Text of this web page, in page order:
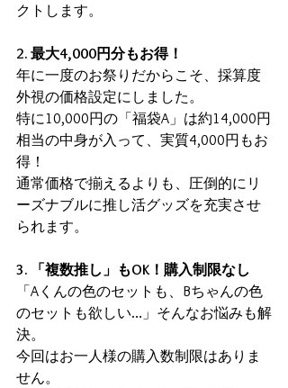
クトします。
2. 最大4,000円分もお得！
年に一度のお祭りだからこそ、採算度
外視の価格設定にしました。
特に10,000円の「福袋A」は約14,000円
相当の中身が入って、実質4,000円もお
得！
通常価格で揃えるよりも、圧倒的にリ
ーズナブルに推し活グッズを充実させ
られます。
3. 「複数推し」もOK！購入制限なし
「Aくんの色のセットも、Bちゃんの色
のセットも欲しい…」そんなお悩みも解
決。
今回はお一人様の購入数制限はありま
せん。